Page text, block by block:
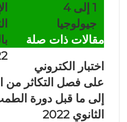
1 إلى 4
جيولوجيا
مقالات ذات صلة
اختبار الكتروني
على فصل التكاثر من
إلى ما قبل دورة
الثانوي 2022